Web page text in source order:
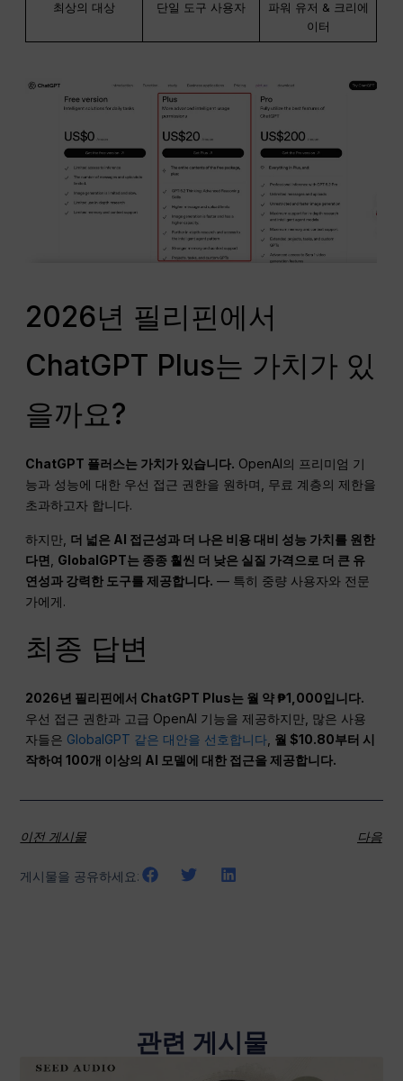
최상의 대상 단일 도구 사용자
파워 유저 & 크리에
이터
2026년 필리핀에서
ChatGPT Plus는 가치가 있
을까요?
ChatGPT 플러스는 가치가 있습니다. OpenAI의 프리미엄 기
능과 성능에 대한 우선 접근 권한을 원하며, 무료 계층의 제한을
초과하고자 합니다.
하지만, 더 넓은 AI 접근성과 더 나은 비용 대비 성능 가치를 원한
다면 GlobalGPT는 종종 훨씬 더 낮은 실질 가격으로 더 큰 유
연성과 강력한 도구를 제공합니다. — 특히 중량 사용자와 전문
가에게.
최종 답변
2026년 필리핀에서 ChatGPT Plus는 월 약 ₱1,000입니다.
우선 접근 권한과 고급 OpenAI 기능을 제공하지만, 많은 사용
자들은 GlobalGPT 같은 대안을 선호합니다 월 $10.80부터 시
작하여 100개 이상의 AI 모델에 대한 접근을 제공합니다.
이전 게시물 다음
게시물을 공유하세요:
관련 게시물